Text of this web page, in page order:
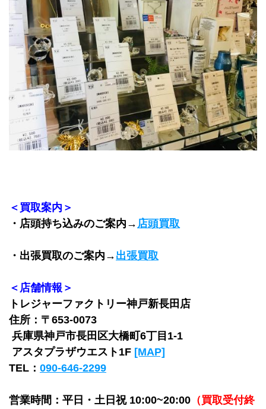
＜買取案内＞
・店頭持ち込みのご案内→ 店頭買取
・出張買取のご案内→ 出張買取
＜店舗情報＞
トレジャーファクトリー神戸新長田店
住所：〒653-0073
兵庫県神戸市長田区大橋町6丁目1-1
アスタプラザウエスト1F [MAP]
TEL： 090-646-2299
営業時間：平日・土日祝 10:00~20:00 （買取受付終